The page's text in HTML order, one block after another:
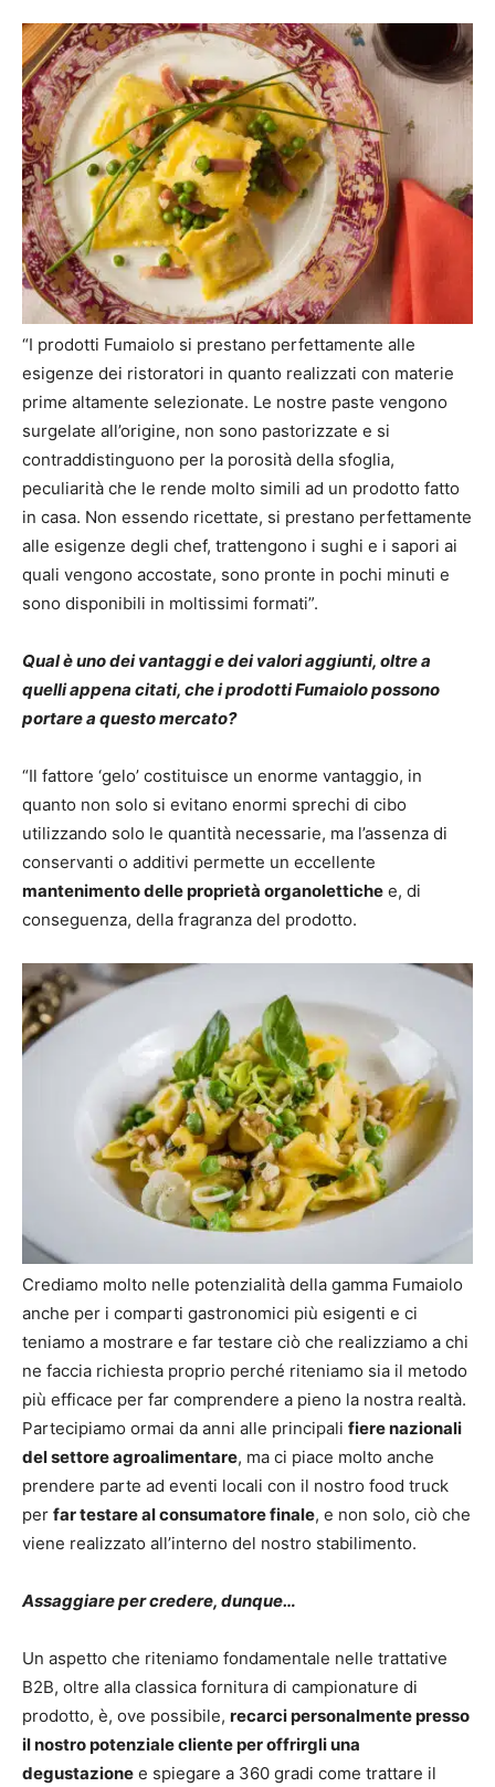
“I prodotti Fumaiolo si prestano perfettamente alle
esigenze dei ristoratori in quanto realizzati con materie
prime altamente selezionate. Le nostre paste vengono
surgelate all’origine, non sono pastorizzate e si
contraddistinguono per la porosità della sfoglia,
peculiarità che le rende molto simili ad un prodotto fatto
in casa. Non essendo ricettate, si prestano perfettamente
alle esigenze degli chef, trattengono i sughi e i sapori ai
quali vengono accostate, sono pronte in pochi minuti e
sono disponibili in moltissimi formati”.
Qual è uno dei vantaggi e dei valori aggiunti, oltre a
quelli appena citati, che i prodotti Fumaiolo possono
portare a questo mercato?
“Il fattore ‘gelo’ costituisce un enorme vantaggio, in
quanto non solo si evitano enormi sprechi di cibo
utilizzando solo le quantità necessarie, ma l’assenza di
conservanti o additivi permette un eccellente
mantenimento delle proprietà organolettiche e, di
conseguenza, della fragranza del prodotto.
Crediamo molto nelle potenzialità della gamma Fumaiolo
anche per i comparti gastronomici più esigenti e ci
teniamo a mostrare e far testare ciò che realizziamo a chi
ne faccia richiesta proprio perché riteniamo sia il metodo
più efficace per far comprendere a pieno la nostra realtà.
Partecipiamo ormai da anni alle principali fiere nazionali
del settore agroalimentare, ma ci piace molto anche
prendere parte ad eventi locali con il nostro food truck
per far testare al consumatore finale, e non solo, ciò che
viene realizzato all’interno del nostro stabilimento.
Assaggiare per credere, dunque…
Un aspetto che riteniamo fondamentale nelle trattative
B2B, oltre alla classica fornitura di campionature di
prodotto, è, ove possibile, recarci personalmente presso
il nostro potenziale cliente per offrirgli una
degustazione e spiegare a 360 gradi come trattare il